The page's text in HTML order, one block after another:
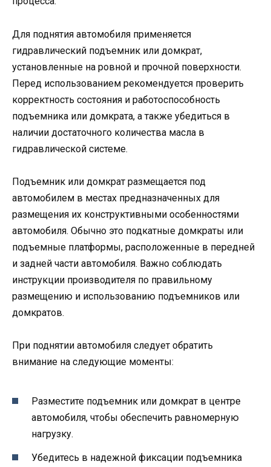
Для поднятия автомобиля применяется
гидравлический подъемник или домкрат,
установленные на ровной и прочной поверхности.
Перед использованием рекомендуется проверить
корректность состояния и работоспособность
подъемника или домкрата, а также убедиться в
наличии достаточного количества масла в
гидравлической системе.
Подъемник или домкрат размещается под
автомобилем в местах предназначенных для
размещения их конструктивными особенностями
автомобиля. Обычно это подкатные домкраты или
подъемные платформы, расположенные в передней
и задней части автомобиля. Важно соблюдать
инструкции производителя по правильному
размещению и использованию подъемников или
домкратов.
При поднятии автомобиля следует обратить
внимание на следующие моменты:
Разместите подъемник или домкрат в центре
автомобиля, чтобы обеспечить равномерную
нагрузку.
Убедитесь в надежной фиксации подъемника